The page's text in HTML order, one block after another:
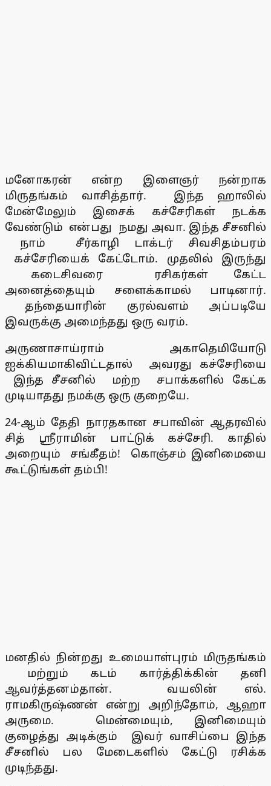
மனோகரன் என்ற இளைஞர் நன்றாக
மிருதங்கம் வாசித்தார். இந்த ஹாலில்
மேன்மேலும் இசைக் கச்சேரிகள் நடக்க
வேண்டும் என்பது நமது அவா. இந்த சீசனில்
நாம் சீர்காழி டாக்டர் சிவசிதம்பரம்
கச்சேரியைக் கேட்டோம். முதலில் இருந்து
கடைசிவரை ரசிகர்கள் கேட்ட
அனைத்தையும் சளைக்காமல் பாடினார்.
தந்தையாரின் குரல்வளம் அப்படியே
இவருக்கு அமைந்தது ஒரு வரம்.
அருணாசாய்ராம் அகாதெமியோடு
ஐக்கியமாகிவிட்டதால் அவரது கச்சேரியை
இந்த சீசனில் மற்ற சபாக்களில் கேட்க
முடியாதது நமக்கு ஒரு குறையே.
24-ஆம் தேதி நாரதகான சபாவின் ஆதரவில்
சித் ஸ்ரீராமின் பாட்டுக் கச்சேரி. காதில்
அறையும் சங்கீதம்! கொஞ்சம் இனிமையை
கூட்டுங்கள் தம்பி!
மனதில் நின்றது உமையாள்புரம் மிருதங்கம்
மற்றும் கடம் கார்த்திக்கின் தனி
ஆவர்த்தனம்தான். வயலின் எல்.
ராமகிருஷ்ணன் என்று அறிந்தோம், ஆஹா
அருமை. மென்மையும், இனிமையும்
குழைத்து அடிக்கும் இவர் வாசிப்பை இந்த
சீசனில் பல மேடைகளில் கேட்டு ரசிக்க
முடிந்தது.